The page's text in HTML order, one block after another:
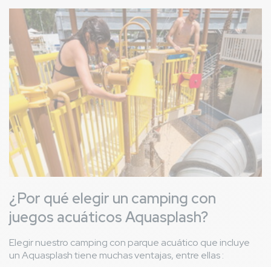
Imagen
¿Por qué elegir un camping con
juegos acuáticos Aquasplash?
Elegir nuestro camping con parque acuático que incluye
un Aquasplash tiene muchas ventajas, entre ellas :